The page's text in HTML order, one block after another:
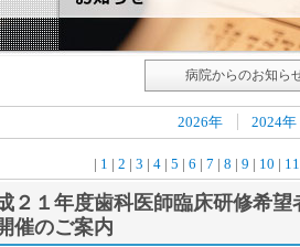
病院からのお知ら
2026年 2024年
| 1 | 2 | 3 | 4 | 5 | 6 | 7 | 8 | 9 | 10 |
２１年度歯科医師臨床研修希
催のご案内